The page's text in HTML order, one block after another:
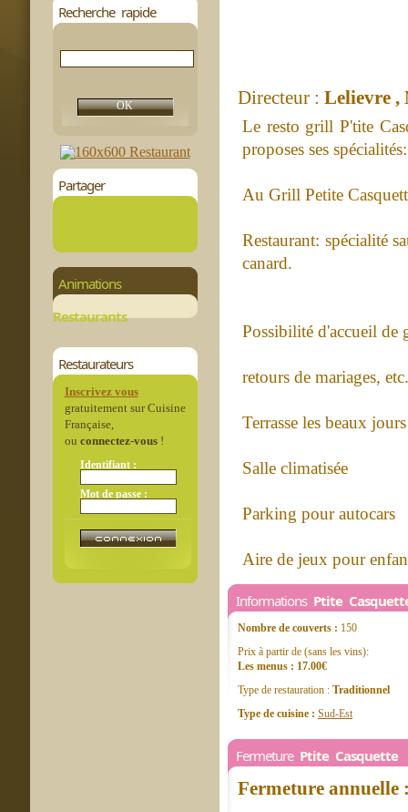
Recherche rapide
Partager
Animations
Restaurants
Restaurateurs
Inscrivez vous
gratuitement sur Cuisine
Française,
ou connectez-vous!
Identifiant :
Mot de passe :
Directeur : Lelievre ,
Le resto grill P'tite
proposes ses spécialités:
Au Grill Petite
Restaurant: spécialité
canard.
Possibilité d'accueil de
retours de mariages,
Terrasse les beaux
Salle climatisée
Parking pour autocars
Aire de jeux pour
Informations Ptite
Nombre de couverts : 150
Prix à partir de (sans les vins):
Les menus : 17.00€
Type de restauration : Traditionnel
Type de cuisine : Sud-Est
Fermeture Ptite Casquette
Fermeture annuelle